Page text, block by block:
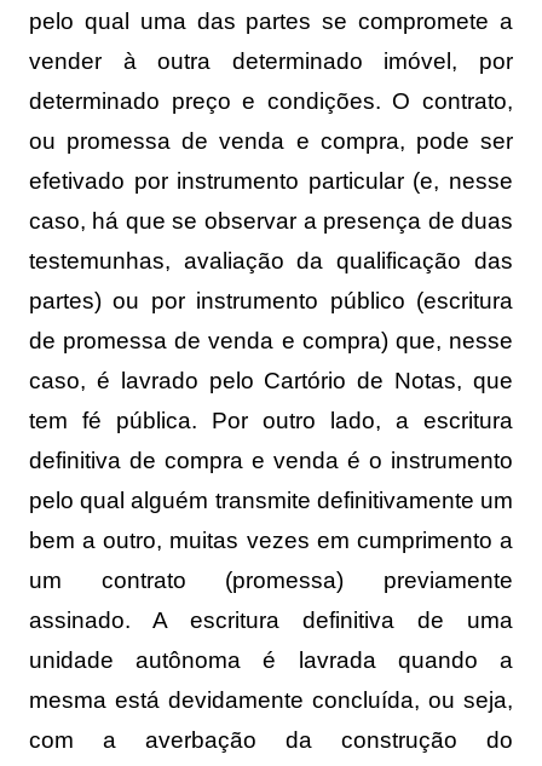
pelo qual uma das partes se compromete a
vender à outra determinado imóvel, por
determinado preço e condições. O contrato,
ou promessa de venda e compra, pode ser
efetivado por instrumento particular (e, nesse
caso, há que se observar a presença de duas
testemunhas, avaliação da qualificação das
partes) ou por instrumento público (escritura
de promessa de venda e compra) que, nesse
caso, é lavrado pelo Cartório de Notas, que
tem fé pública. Por outro lado, a escritura
definitiva de compra e venda é o instrumento
pelo qual alguém transmite definitivamente um
bem a outro, muitas vezes em cumprimento a
um contrato (promessa) previamente
assinado. A escritura definitiva de uma
unidade autônoma é lavrada quando a
mesma está devidamente concluída, ou seja,
com a averbação da construção do